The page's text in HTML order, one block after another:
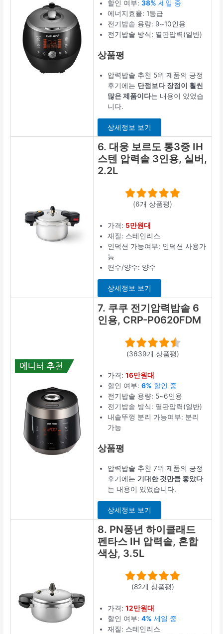
할인 여부:38% 세일 중
에너지효율: 1등급
전기밥솥 용량: 9~10인용
전기밥솥 방식: 열판압력(일반)
상품평
압력밥솥 추천 5위 제품의 긍정
후기에는 단점보다 장점이 훨씬
많은 제품이다는 내용이 있었습
니다.
상세정보 보기
6. 대웅 보르도 통3중 IH
스텐 압력솥 3인용, 실버,
2.2L
(6개 상품평)
가격: 5만원대
재질: 스테인리스
인덕션 가능여부: 인덕션 사용가
능
편수/양수: 양수
상세정보 보기
7. 쿠쿠 전기압력밥솥 6
인용, CRP-P0620FDM
(3639개 상품평)
가격:16만원대
할인 여부:6% 할인 중
전기밥솥 용량: 5~6인용
전기밥솥 방식: 열판압력(일반)
내솥뚜껑 분리 가능여부: 분리
가능
상품평
압력밥솥 추천 7위 제품의 긍정
후기에는 기대한 것만큼 좋았다
는 내용이 있었습니다.
상세정보 보기
8. PN풍년 하이클래드
펜타스 IH 압력솥, 혼합
색상, 3.5L
(82개 상품평)
가격:12만원대
할인 여부:4% 세일 중
재질: 스테인리스